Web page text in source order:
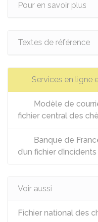
Pour en savoir plus
Textes de référence
Services en ligne
Modèle de
fichier central des
Banque de
d’un fichier
Voir aussi
Fichier national des